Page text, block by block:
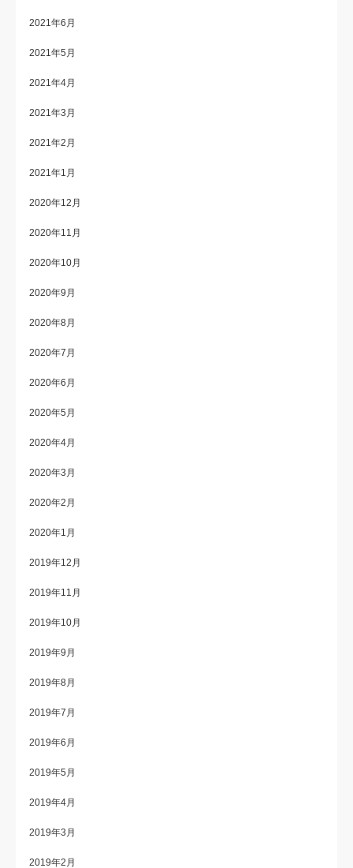
2021年6月
2021年5月
2021年4月
2021年3月
2021年2月
2021年1月
2020年12月
2020年11月
2020年10月
2020年9月
2020年8月
2020年7月
2020年6月
2020年5月
2020年4月
2020年3月
2020年2月
2020年1月
2019年12月
2019年11月
2019年10月
2019年9月
2019年8月
2019年7月
2019年6月
2019年5月
2019年4月
2019年3月
2019年2月